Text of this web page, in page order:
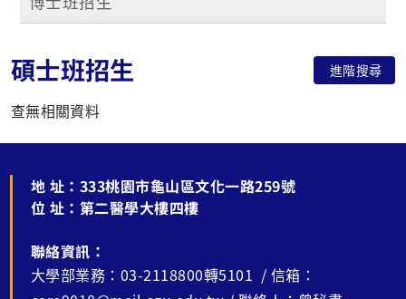
碩士班招生 進階搜尋
查無相關資料
地 址： 333桃園市龜山區文化一路259號
位 址： 第二醫學大樓四樓
聯絡資訊：
大學部業務：03-2118800轉5101 / 信箱：